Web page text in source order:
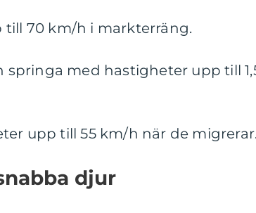
till 70 km/h i markterräng.
med hastigheter upp till
upp till 55 km/h när de migrerar.
djur